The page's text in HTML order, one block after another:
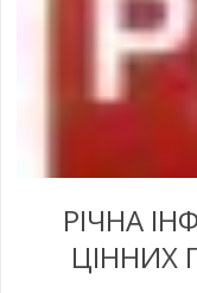
РІЧНА
ЦІННИХ